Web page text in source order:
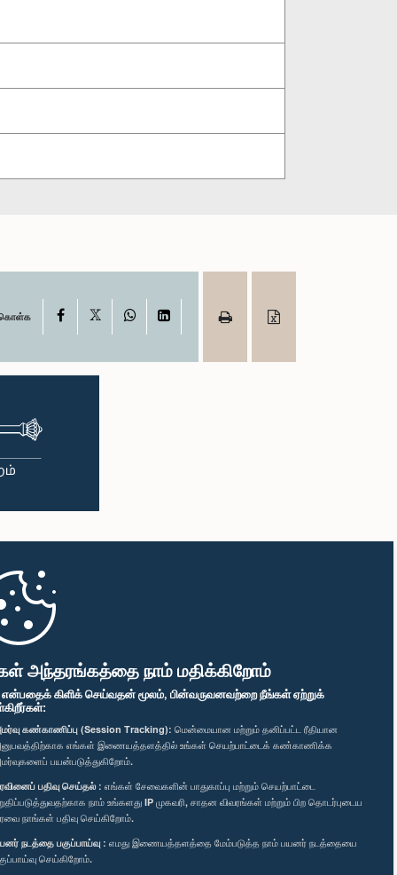
அந்தரங்கத்தை நாம் மதிக்கிறோம்
என்பதைக் கிளிக் செய்வதன் மூலம், பின்வருவனவற்றை நீங்கள் ஏற்றுக்
கண்காணிப்பு (Session Tracking): மென்மையான மற்றும் தனிப்பட்ட ரீதியான
எங்கள் இணையத்தளத்தில் உங்கள் செயற்பாட்டைக் கண்காணிக்க
பயன்படுத்துகிறோம்.
பதிவு செய்தல் : எங்கள் சேவைகளின் பாதுகாப்பு மற்றும் செயற்பாட்டை
நாம் உங்களது IP முகவரி, சாதன விவரங்கள் மற்றும் பிற தொடர்புடைய
நாங்கள் பதிவு செய்கிறோம்.
நடத்தை பகுப்பாய்வு : எமது இணையத்தளத்தை மேம்படுத்த நாம் பயனர் நடத்தையை
செய்கிறோம்.
கொள்க Facebook WhatsAppLinkedIn